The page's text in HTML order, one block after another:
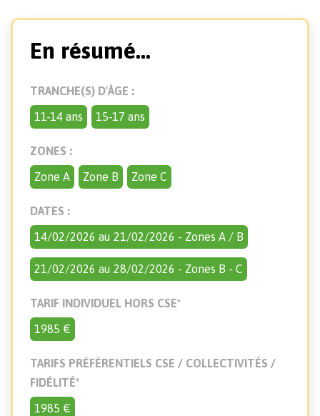
En résumé...
TRANCHE(S) D'ÂGE :
11-14 ans
15-17 ans
ZONES :
Zone A
Zone B Zone C
DATES :
14/02/2026 au 21/02/2026 - Zones A / B
21/02/2026 au 28/02/2026 - Zones B - C
TARIF INDIVIDUEL HORS CSE*
1985 €
TARIFS PRÉFÉRENTIELS CSE / COLLECTIVITÉS /
FIDÉLITÉ*
1985 €